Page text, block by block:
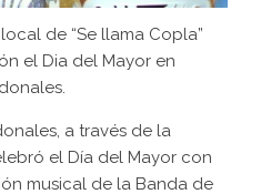
de “Se llama Copla”
el Dia del Mayor en
a través de la
el Día del Mayor con
musical de la Banda de